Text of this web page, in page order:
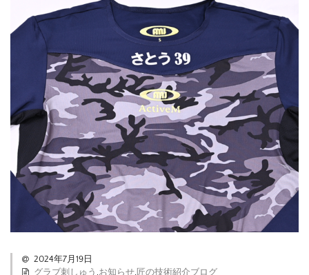
2024年7月19日
グラブ刺しゅう ,お知らせ, 匠の技術紹介ブログ